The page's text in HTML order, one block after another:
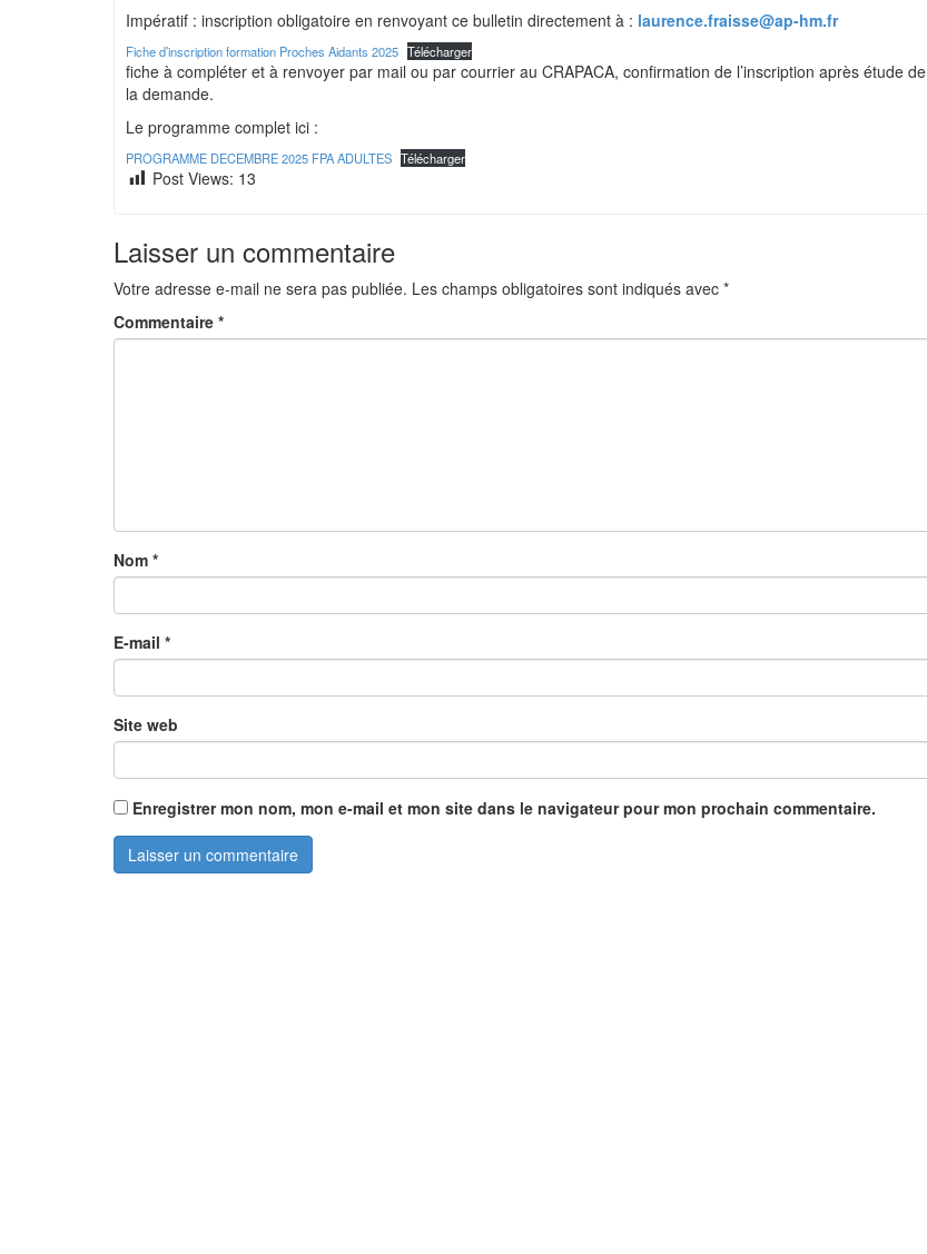
Impératif : inscription obligatoire en renvoyant ce bulletin directement à : laurence.fraisse@ap-hm.fr
Fiche d’inscription formation Proches Aidants 2025 Télécharger
fiche à compléter et à renvoyer par mail ou par courrier au CRAPACA, confirmation de l’inscription après étude de
la demande.
Le programme complet ici :
PROGRAMME DECEMBRE 2025 FPA ADULTES Télécharger
Post Views: 13
Laisser un commentaire
Votre adresse e-mail ne sera pas publiée. Les champs obligatoires sont indiqués avec *
Commentaire *
Nom *
E-mail *
Site web
Enregistrer mon nom, mon e-mail et mon site dans le navigateur pour mon prochain commentaire.